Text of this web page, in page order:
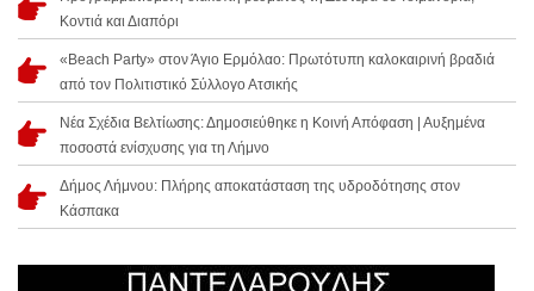
Κοντιά και Διαπόρι
«Beach Party» στον Άγιο Ερμόλαο: Πρωτότυπη καλοκαιρινή βραδιά
από τον Πολιτιστικό Σύλλογο Ατσικής
Νέα Σχέδια Βελτίωσης: Δημοσιεύθηκε η Κοινή Απόφαση | Αυξημένα
ποσοστά ενίσχυσης για τη Λήμνο
Δήμος Λήμνου: Πλήρης αποκατάσταση της υδροδότησης στον
Κάσπακα